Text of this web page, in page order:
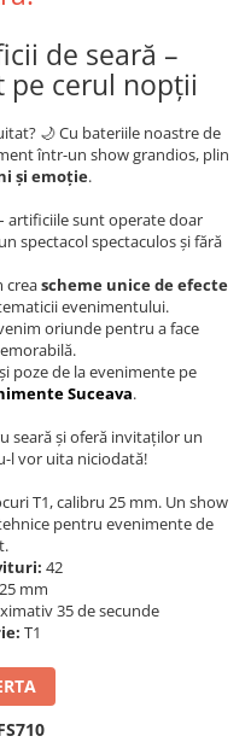
de seară –
pe cerul nopții
🌙 Cu bateriile noastre de
într-un show grandios, plin
și emoție.
artificiile sunt operate doar
spectacol spectaculos și fără
creascheme unice de efecte
evenimentului.
oriunde pentru a face
poze de la evenimente pe
Suceava.
seară și oferă invitaților un
l vor uita niciodată!
T1, calibru 25 mm. Un show
pentru evenimente de
42
25 mm
35 de secunde
T1